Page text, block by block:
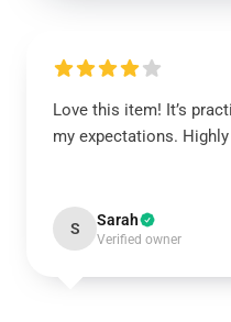
Love this item! It’s
my expectations.
S Sarah
Verified owner